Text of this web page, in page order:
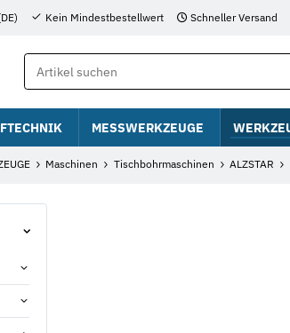
Kein Mindestbestellwert Schneller Versand
MESSWERKZEUGE
Maschinen Tischbohrmaschinen ALZSTAR